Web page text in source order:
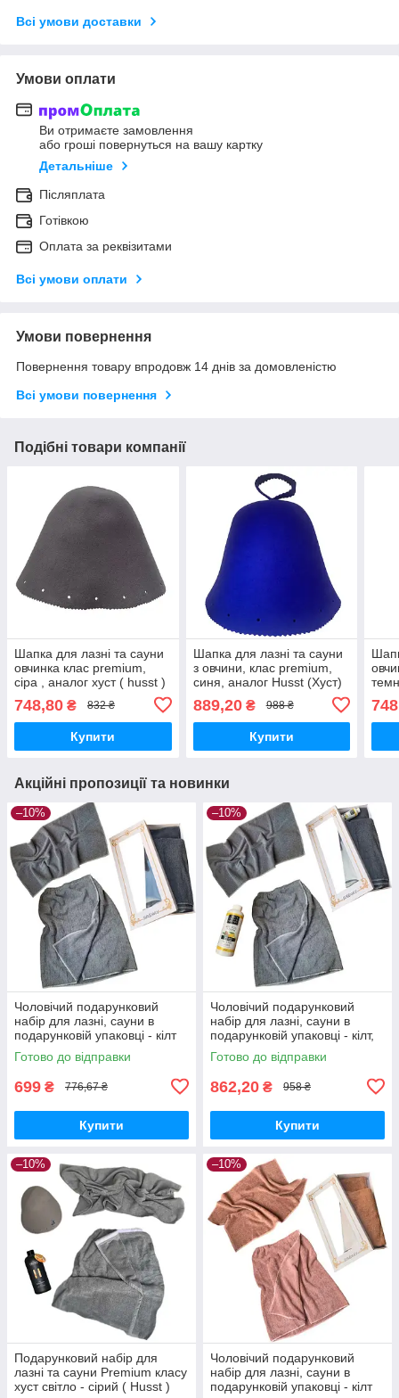
Всі умови доставки
Умови оплати
Ви отримаєте замовлення
або гроші повернуться на вашу картку
Детальніше
Післяплата
Готівкою
Оплата за реквізитами
Всі умови оплати
Умови повернення
Повернення товару впродовж 14 днів за домовленістю
Всі умови повернення
Подібні товари компанії
Шапка для лазні та сауни
овчинка клас premium,
сіра , аналог хуст ( husst )
748,80 ₴ 832 ₴
Купити
Шапка для лазні та сауни
з овчини, клас premium,
синя, аналог Husst (Хуст)
889,20₴ 988 ₴
Купити
Акційні пропозиції та новинки
–10%
Чоловічий подарунковий
набір для лазні, сауни в
подарунковій упаковці - кілт
на липучці і рушник махра
400 г/м2 сірий
Готово до відправки
699 ₴ 776,67 ₴
Купити
–10%
Чоловічий подарунковий
набір для лазні, сауни в
подарунковій упаковці - кілт,
рушник, ароматизатор махра
400 г/м2 сірий
Готово до відправки
862,20 ₴ 958 ₴
Купити
–10%
Подарунковий набір для
лазні та сауни Premium класу
хуст світло - сірий ( Husst )
–10%
Чоловічий подарунковий
набір для лазні, сауни в
подарунковій упаковці - кілт